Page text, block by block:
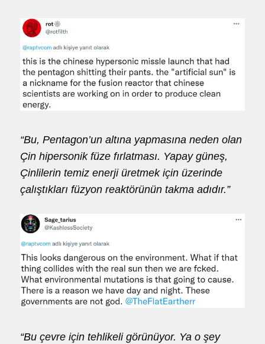
“Bu, Pentagon’un altına yapmasına neden olan
Çin hipersonik füze fırlatması. Yapay güneş,
Çinlilerin temiz enerji üretmek için üzerinde
çalıştıkları füzyon reaktörünün takma adıdır.”
“Bu çevre için tehlikeli görünüyor. Ya o şey